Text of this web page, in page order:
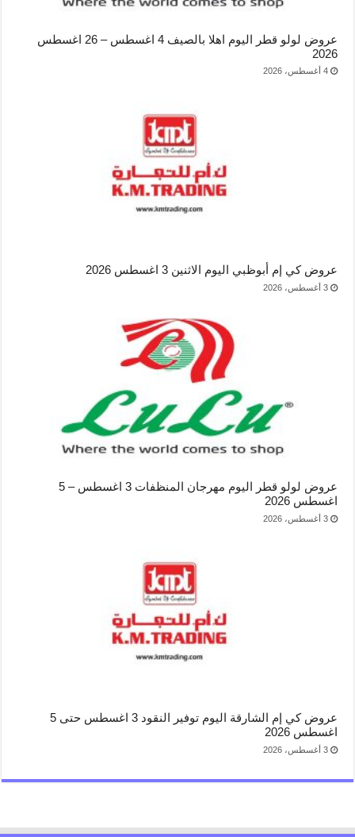
عروض لولو قطر اليوم اهلا بالصيف 4 اغسطس – 26 اغسطس
2026
4 أغسطس، 2026
عروض كي إم أبوظبي اليوم الاثنين 3 اغسطس 2026
3 أغسطس، 2026
عروض لولو قطر اليوم مهرجان المنظفات 3 اغسطس – 5
اغسطس 2026
3 أغسطس، 2026
عروض كي إم الشارقة اليوم توفير النقود 3 اغسطس حتى 5
اغسطس 2026
3 أغسطس، 2026